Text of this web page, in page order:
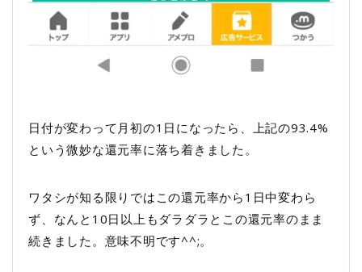
日付が変わって月初の1日になったら、上記の93.4%
という微妙な還元率に落ち着きました。
ワタシが知る限りではこの還元率から1日中変わら
ず、なんと10日以上もダラダラとこの還元率のまま
続きました。意味不明です^^;。